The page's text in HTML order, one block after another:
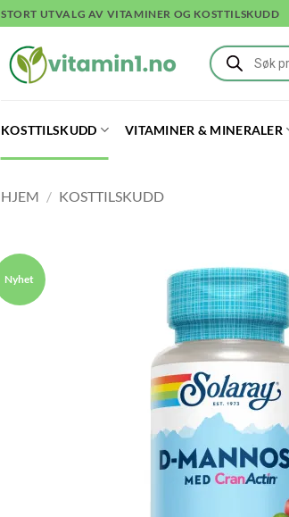
STORT UTVALG AV VITAMINER OG KOSTTILSKUDD
Products
search
KOSTTILSKUDD VITAMINER & MINERALER
HJEM / KOSTTILSKUDD